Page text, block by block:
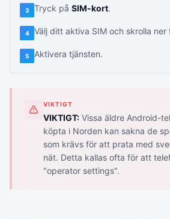
3 Tryck på SIM-kort.
4 Välj ditt aktiva SIM och skrolla ner
5 Aktivera tjänsten.
VIKTIGT
VIKTIGT: Vissa äldre Android-
köpta i Norden kan sakna de
som krävs för att prata med
nät. Detta kallas ofta för att
"operator settings".